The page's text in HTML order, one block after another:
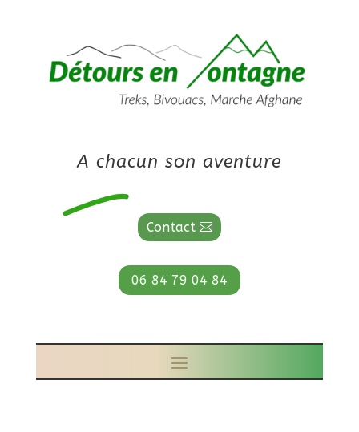
A chacun son aventure
Contact
06 84 79 04 84